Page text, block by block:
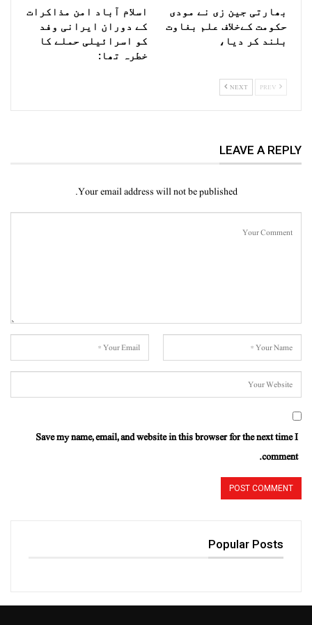
بھارتی جین زی نے مودی
حکومت کےخلاف علم بغاوت
بلند کر دیا،
اسلام آباد امن مذاکرات
کے دوران ایرانی وفد
کو اسرائیلی حملے کا
خطرہ تھا:
NEXT
LEAVE A REPLY
Your email address will not be published.
Save my name, email, and website in this browser for the next time I
comment.
Popular Posts